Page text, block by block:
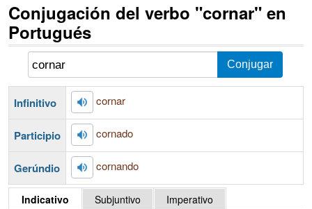
Conjugación del verbo "cornar" en
Portugués
Infinitivo cornar
Participio cornado
Gerúndio cornando
Indicativo Subjuntivo
Imperativo